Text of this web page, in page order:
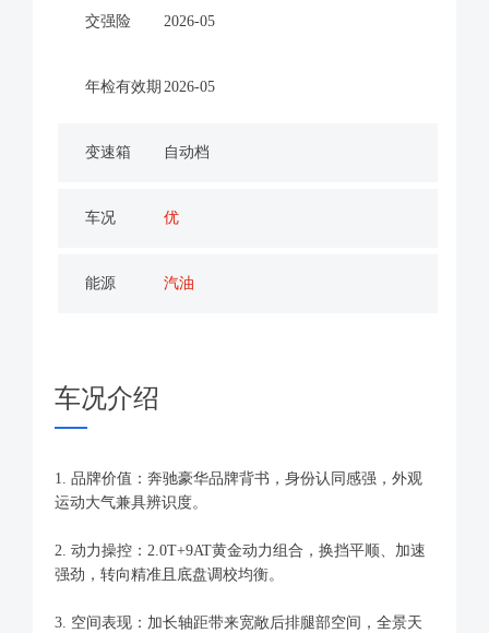
交强险 2026-05
年检有效期 2026-05
变速箱 自动档
车况 优
能源 汽油
车况介绍
1. 品牌价值：奔驰豪华品牌背书，身份认同感强，外观
运动大气兼具辨识度。
2. 动力操控：2.0T+9AT黄金动力组合，换挡平顺、加速
强劲，转向精准且底盘调校均衡。
3. 空间表现：加长轴距带来宽敞后排腿部空间，全景天